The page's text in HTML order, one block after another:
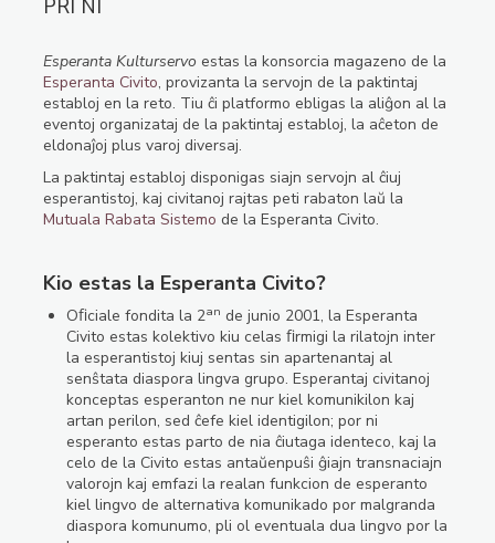
PRI NI
Esperanta Kulturservo estas la konsorcia magazeno de la
Esperanta Civito, provizanta la servojn de la paktintaj
establoj en la reto. Tiu ĉi platformo ebligas la aliĝon al la
eventoj organizataj de la paktintaj establoj, la aĉeton de
eldonaĵoj plus varoj diversaj.
La paktintaj establoj disponigas siajn servojn al ĉiuj
esperantistoj, kaj civitanoj rajtas peti rabaton laŭ la
Mutuala Rabata Sistemo de la Esperanta Civito.
Kio estas la Esperanta Civito?
Oﬁciale fondita la 2an de junio 2001, la Esperanta
Civito estas kolektivo kiu celas ﬁrmigi la rilatojn inter
la esperantistoj kiuj sentas sin apartenantaj al
senŝtata diaspora lingva grupo. Esperantaj civitanoj
konceptas esperanton ne nur kiel komunikilon kaj
artan perilon, sed ĉefe kiel identigilon; por ni
esperanto estas parto de nia ĉiutaga identeco, kaj la
celo de la Civito estas antaŭenpuŝi ĝiajn transnaciajn
valorojn kaj emfazi la realan funkcion de esperanto
kiel lingvo de alternativa komunikado por malgranda
diaspora komunumo, pli ol eventuala dua lingvo por la